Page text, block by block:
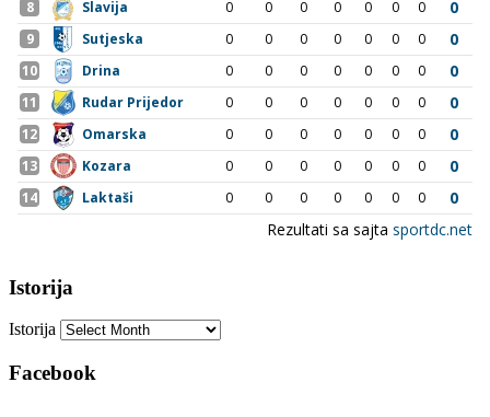
Istorija
Istorija
Facebook